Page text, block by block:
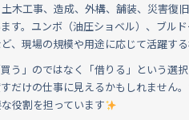
木工事、造成、外構、舗装、災害
す。ユンボ（油圧ショベル）、ブル
、現場の規模や用途に応じて活躍す
う」のではなく「借りる」という選
だけの仕事に見えるかもしれません
役割を担っています